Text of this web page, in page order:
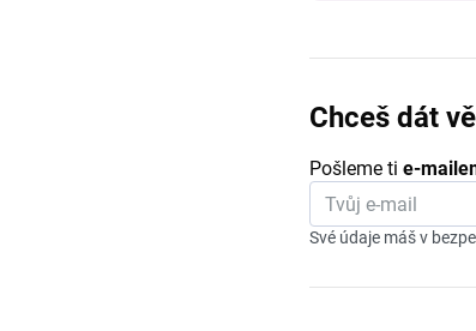
Chceš dát
Pošleme ti e-
Své údaje máš v